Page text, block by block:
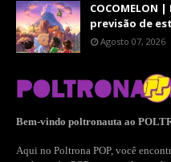
previsão de
Agosto 07, 2026
Bem-vindo poltronauta ao
Aqui no Poltrona POP, você